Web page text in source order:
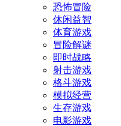
恐怖冒险
休闲益智
体育游戏
冒险解谜
即时战略
射击游戏
格斗游戏
模拟经营
生存游戏
电影游戏